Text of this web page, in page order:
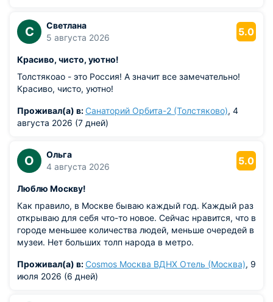
С
Светлана
5 августа 2026
5.0
Красиво, чисто, уютно!
Толстякоао - это Россия! А значит все замечательно!
Красиво, чисто, уютно!
Проживал(а) в: Санаторий Орбита-2 (Толстяково), 4
августа 2026 (7 дней)
О
Ольга
4 августа 2026
5.0
Люблю Москву!
Как правило, в Москве бываю каждый год. Каждый раз
открываю для себя что-то новое. Сейчас нравится, что в
городе меньшее количества людей, меньше очередей в
музеи. Нет больших толп народа в метро.
Проживал(а) в: Cosmos Москва ВДНХ Отель (Москва), 9
июля 2026 (6 дней)